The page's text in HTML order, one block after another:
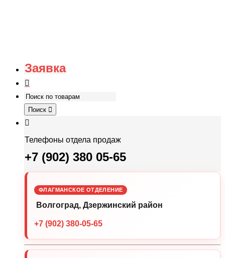
Заявка
Поиск
Телефоны отдела продаж
+7 (902) 380 05-65
ФЛАГМАНСКОЕ ОТДЕЛЕНИЕ
Волгоград, Дзержинский район
+7 (902) 380-05-65